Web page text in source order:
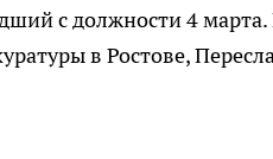
с должности 4
в Ростове,